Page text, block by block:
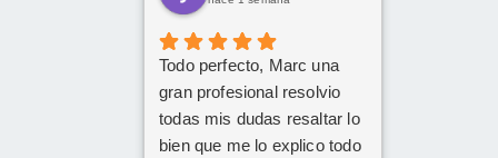
Todo perfecto, Marc una
gran profesional resolvio
todas mis dudas resaltar lo
bien que me lo explico todo